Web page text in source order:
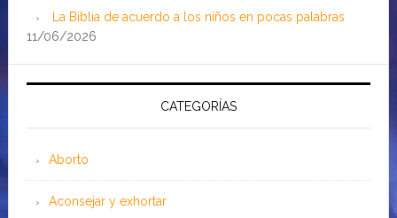
La Biblia de acuerdo a los niños en pocas palabras
11/06/2026
CATEGORÍAS
Aborto
Aconsejar y exhortar